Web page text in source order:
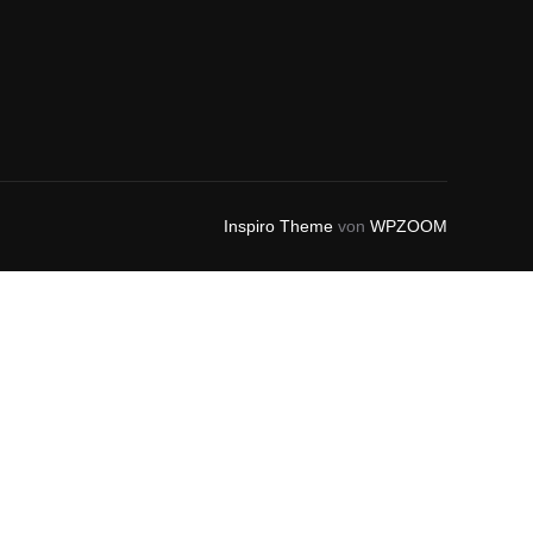
Inspiro Theme von WPZOOM